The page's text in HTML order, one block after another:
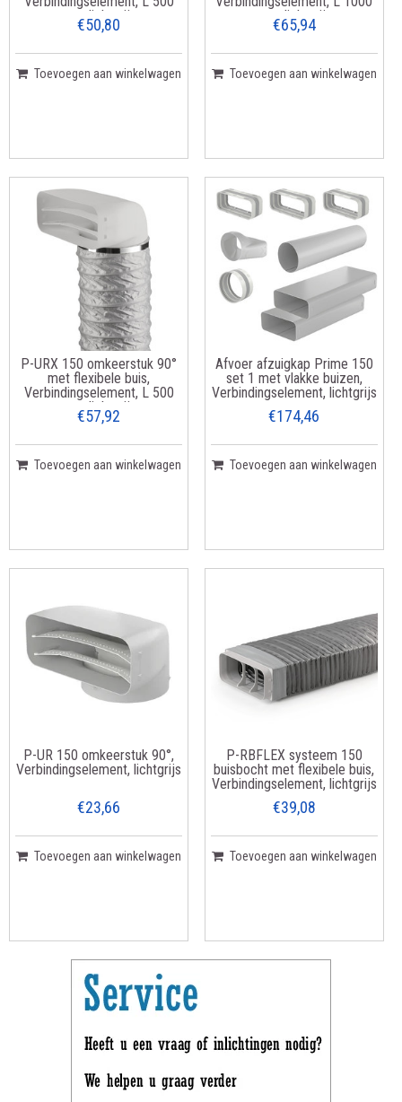
mm, lichtgrijs
€50,80
Toevoegen aan winkelwagen
mm, lichtgrijs
€65,94
Toevoegen aan winkelwagen
P-URX 150 omkeerstuk 90°
met flexibele buis,
Verbindingselement, L 500
mm, lichtgrijs
€57,92
Toevoegen aan winkelwagen
Afvoer afzuigkap Prime 150
set 1 met vlakke buizen,
Verbindingselement, lichtgrijs
€174,46
Toevoegen aan winkelwagen
P-UR 150 omkeerstuk 90°,
Verbindingselement, lichtgrijs
€23,66
Toevoegen aan winkelwagen
P-RBFLEX systeem 150
buisbocht met flexibele buis,
Verbindingselement, lichtgrijs
€39,08
Toevoegen aan winkelwagen